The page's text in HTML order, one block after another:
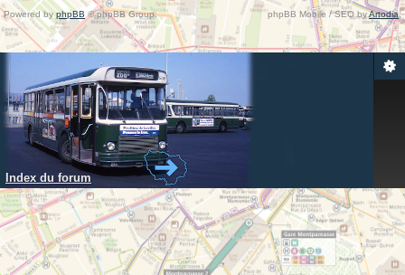
Powered byphpBB © phpBB Group. phpBB Mobile / SEO byArtodia.
Index du forum